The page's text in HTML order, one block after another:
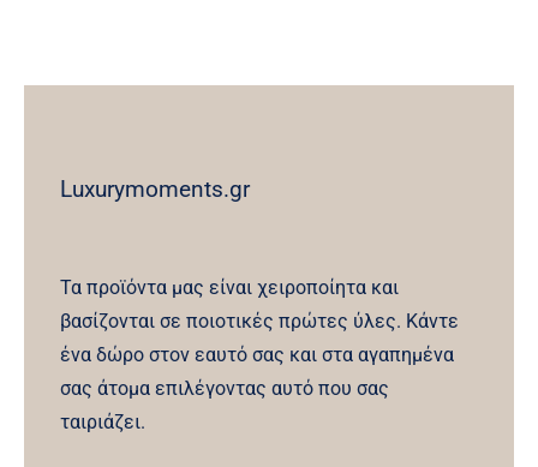
Luxurymoments.gr
Τα προϊόντα μας είναι χειροποίητα και
βασίζονται σε ποιοτικές πρώτες ύλες. Κάντε
ένα δώρο στον εαυτό σας και στα αγαπημένα
σας άτομα επιλέγοντας αυτό που σας
ταιριάζει.